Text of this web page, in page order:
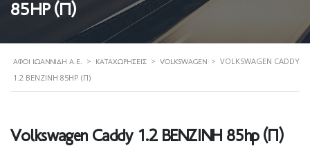
85HP (Π)
ΑΦΟΊ ΙΩΑΝΝΊΔΗ Α.Ε. > ΚΑΤΑΧΩΡΉΣΕΙΣ > VOLKSWAGEN > VOLKSWAGEN CADDY
1.2 BENZINH 85HP (Π)
Volkswagen Caddy 1.2 BENZINH 85hp (Π)